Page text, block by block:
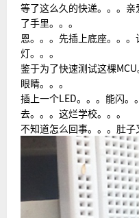
等了这么久的快递。。。
了手里。。。
恩。。。先插上底座。。。
灯。。。
鉴于为了快速测试这棵
眼睛。。。
插上一个LED。。。能闪
去。。。这烂学校。。。
不知道怎么回事。。。肚子